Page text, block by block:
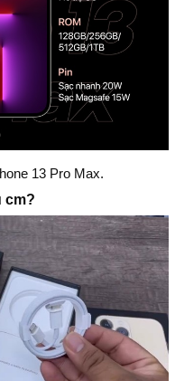
13 Pro Max.
cm?